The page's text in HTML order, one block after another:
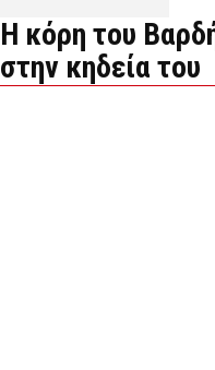
Η κόρη του
στην κηδεία του